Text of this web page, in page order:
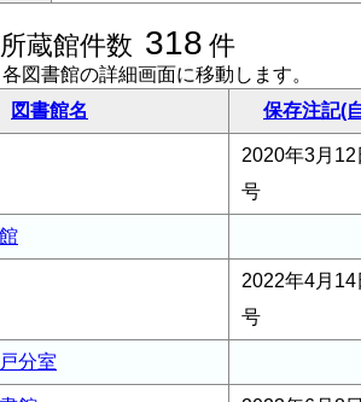
所蔵館件数 318 件
図書館の詳細画面に移動します。
図書館名 保存注記(
2020年3月12
号
2022年4月14
号
分室